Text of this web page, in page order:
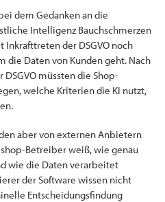
dem Gedanken an die
Intelligenz Bauchschmerzen
der DSGVO noch
die Daten von Kunden geht. Nach
müssten die Shop-
welche Kriterien die KI nutzt,
aber von externen Anbietern
Betreiber weiß, wie genau
wie die Daten verarbeitet
der Software wissen nicht
Entscheidungsfindung